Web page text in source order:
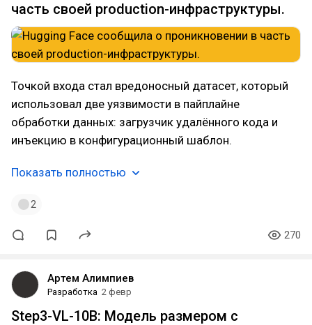
часть своей production-инфраструктуры.
Точкой входа стал вредоносный датасет, который
использовал две уязвимости в пайплайне
обработки данных: загрузчик удалённого кода и
инъекцию в конфигурационный шаблон.
Показать полностью
2
270
Артем Алимпиев
Разработка 2 февр
Step3-VL-10B: Модель размером с